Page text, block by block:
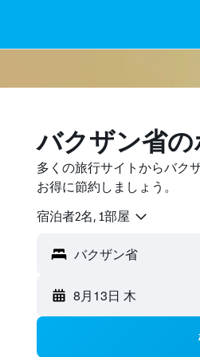
バクザン省
多くの旅行サイトからバク
お得に節約しましょう。
宿泊者2名, 1​部屋
8月13日 木